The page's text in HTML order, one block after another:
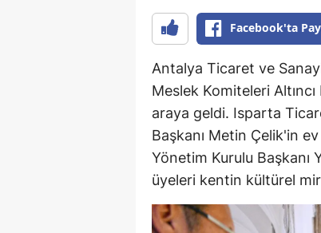
Facebook'ta
Antalya Ticaret ve
Meslek Komiteleri
araya geldi. Isparta
Başkanı Metin Çelik'in
Yönetim Kurulu Başkanı
üyeleri kentin kültürel